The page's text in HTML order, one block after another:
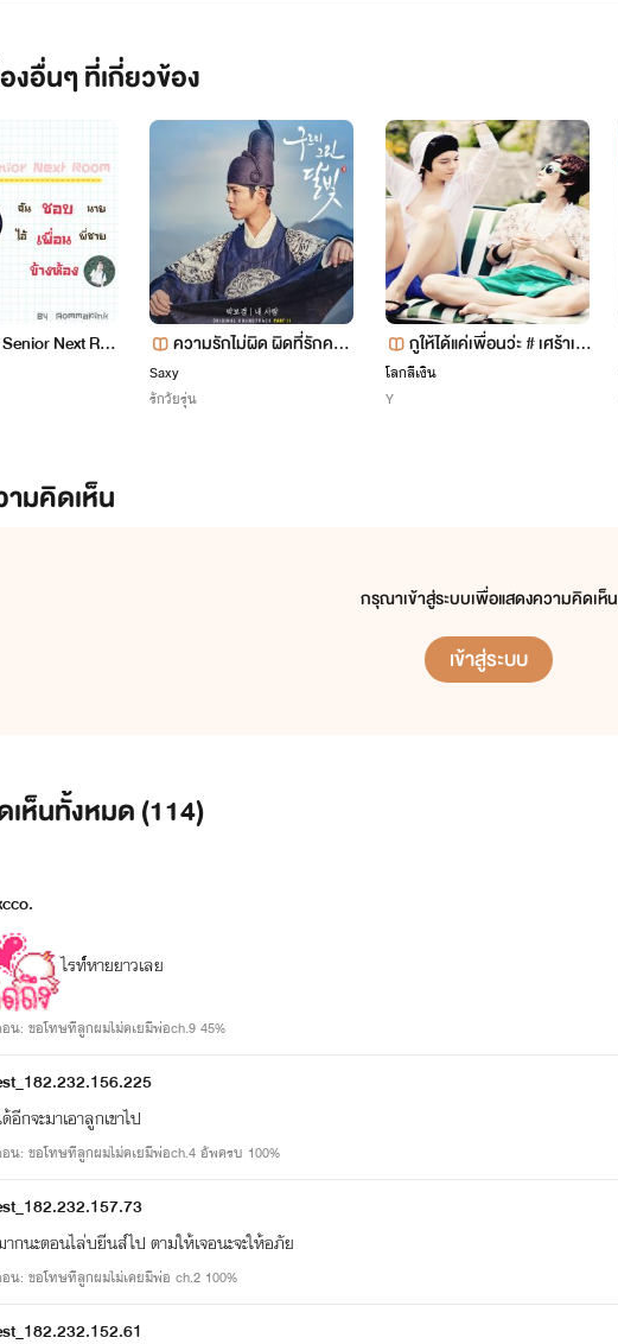
วายเองแหละ"
ใส น้ำวน
ร์
เมียมึงปากหมาชิบ..พ่อจะดูดให้เจ่อ"
งอื่นๆ ที่เกี่ยวข้อง
Next Roo
ายไอ้เพื่อนพี่ชา
ความรักไม่ผิด ผิดที่รักคนผิ
ด
Saxy
รักวัยรุ่น
กูให้ได้แค่เพื่อนว่ะ # เศร้าเย่
อะ # just friend
โลกสีเงิน
Y
มคิดเห็น
กรุณาเข้าสู่ระบบเพื่อแสดงความคิดเห็น
เข้าสู่ระบบ
ห็นทั้งหมด (114)
ไรท์์์หายยาวเลย
น: ขอโทษทีลูกผมไม่คเยมีพ่อch.9 45%
ด้อีกจะมาเอาลูกเขาไป
น: ขอโทษทีลูกผมไม่คเยมีพ่อch.4 อัพครบ 100%
ากนะตอนไล่บยีนส์​ไป​ ตามให้เจอนะจะให้อภัย​
น: ขอโทษทีลูกผมไม่เคยมีพ่อ ch.2 100%